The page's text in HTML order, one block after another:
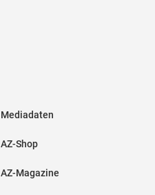
Mediadaten
AZ-Shop
AZ-Magazine